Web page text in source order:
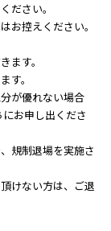
ださい。
お控えください。
ます。
す。
が優れない場合
お申し出くださ
規制退場を実施さ
けない方は、ご退